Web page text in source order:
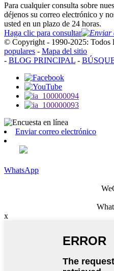
Para cualquier consulta sobre
déjenos su correo electrónico y
usted en un plazo de 24 horas.
Haga clic para consultar
© Copyright - 1990-2025: Todos
populares - Mapa del sitio
- BLOG PRINCIPAL -
Enviar correo electrónico
WhatsApp
x